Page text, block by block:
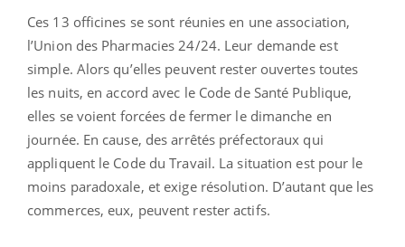
Ces 13 officines se sont réunies en une association,
l’Union des Pharmacies 24/24. Leur demande est
simple. Alors qu’elles peuvent rester ouvertes toutes
les nuits, en accord avec le Code de Santé Publique,
elles se voient forcées de fermer le dimanche en
journée. En cause, des arrêtés préfectoraux qui
appliquent le Code du Travail. La situation est pour le
moins paradoxale, et exige résolution. D’autant que les
commerces, eux, peuvent rester actifs.